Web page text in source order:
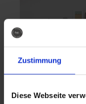
Zustimmung
Diese Webseite